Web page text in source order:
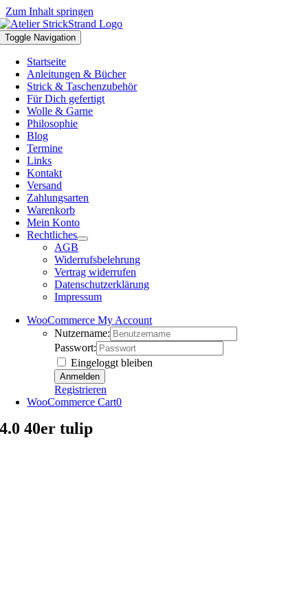
Zum Inhalt springen
Toggle Navigation
Startseite
Anleitungen & Bücher
Strick & Taschenzubehör
Für Dich gefertigt
Wolle & Garne
Philosophie
Blog
Termine
Links
Kontakt
Versand
Zahlungsarten
Warenkorb
Mein Konto
Rechtliches
AGB
Widerrufsbelehrung
Vertrag widerrufen
Datenschutzerklärung
Impressum
WooCommerce My Account
Nutzername:
Passwort:
Eingeloggt bleiben
Registrieren
WooCommerce Cart0
4.0 40er tulip